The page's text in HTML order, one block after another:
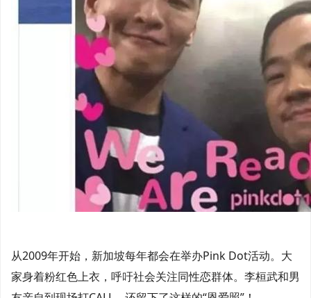
从2009年开始，新加坡每年都会在举办Pink Dot活动。大
家身着粉红色上衣，呼吁社会关注同性恋群体。李桓武和男